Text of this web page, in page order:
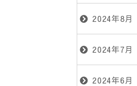
2024年8月
2024年7月
2024年6月